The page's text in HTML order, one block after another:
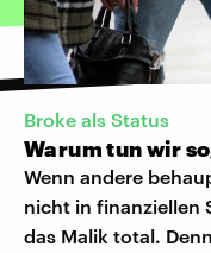
Broke als Status
Warum tun wir
Wenn andere
nicht in finanziellen
das Malik total.